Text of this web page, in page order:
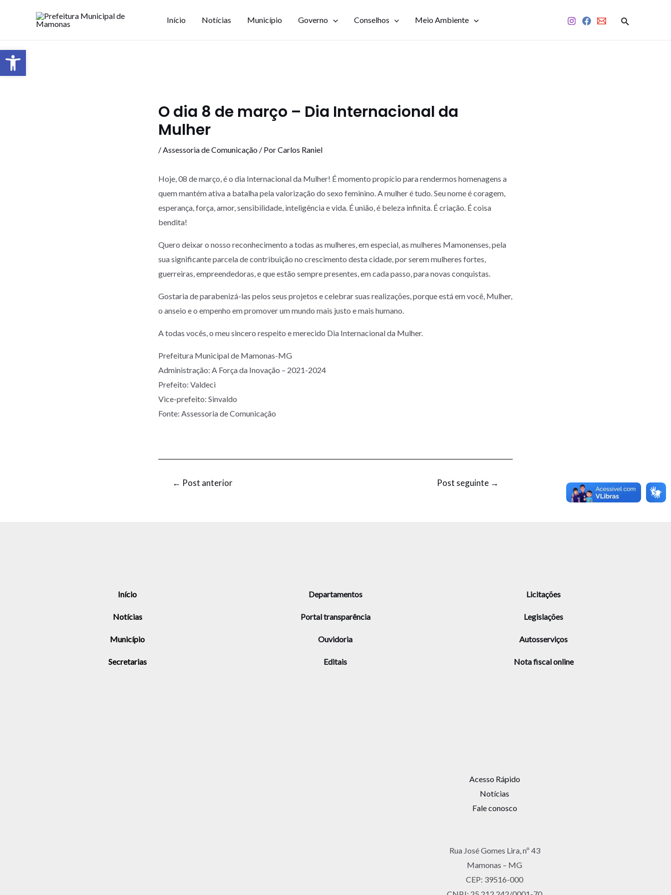
Início Notícias Município Governo Conselhos Meio Ambiente
O dia 8 de março – Dia Internacional da
Mulher
/Assessoria de Comunicação / PorCarlos Raniel
Hoje, 08 de março, é o dia Internacional da Mulher! É momento propício para rendermos homenagens a
quem mantém ativa a batalha pela valorização do sexo feminino. A mulher é tudo. Seu nome é coragem,
esperança, força, amor, sensibilidade, inteligência e vida. É união, é beleza infinita. É criação. É coisa
bendita!
Quero deixar o nosso reconhecimento a todas as mulheres, em especial, as mulheres Mamonenses, pela
sua significante parcela de contribuição no crescimento desta cidade, por serem mulheres fortes,
guerreiras, empreendedoras, e que estão sempre presentes, em cada passo, para novas conquistas.
Gostaria de parabenizá-las pelos seus projetos e celebrar suas realizações, porque está em você, Mulher,
o anseio e o empenho em promover um mundo mais justo e mais humano.
A todas vocês, o meu sincero respeito e merecido Dia Internacional da Mulher.
Prefeitura Municipal de Mamonas-MG
Administração: A Força da Inovação – 2021-2024
Prefeito: Valdeci
Vice-prefeito: Sinvaldo
Fonte: Assessoria de Comunicação
← Post anterior Post seguinte →
Início
Notícias
Município
Secretarias
Departamentos
Portal transparência
Ouvidoria
Editais
Licitações
Legislações
Autosserviços
Nota fiscal online
Acesso Rápido
Notícias
Fale conosco
Rua José Gomes Lira, nº 43
Mamonas – MG
CEP: 39516-000
Barra de Ferramentas Aberta